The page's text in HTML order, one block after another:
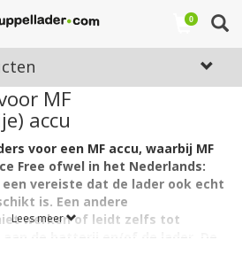
0
MF
accu
voor een MF accu, waarbij MF
Free ofwel in het Nederlands:
vereiste dat de lader ook echt
is. Een andere
werken of leidt zelfs tot
Lees meer